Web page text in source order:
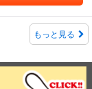
もっと見る